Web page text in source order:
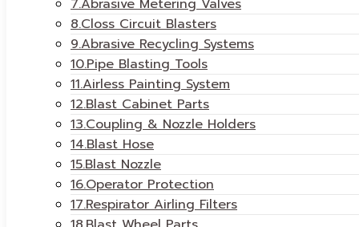
7.Abrasive Metering Valves
8.Closs Circuit Blasters
9.Abrasive Recycling Systems
10.Pipe Blasting Tools
11.Airless Painting System
12.Blast Cabinet Parts
13.Coupling & Nozzle Holders
14.Blast Hose
15.Blast Nozzle
16.Operator Protection
17.Respirator Airling Filters